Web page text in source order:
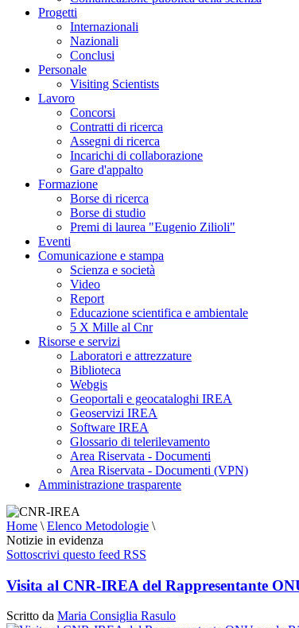
Progetti
Internazionali
Nazionali
Conclusi
Personale
Visiting Scientists
Lavoro
Concorsi
Contratti di ricerca
Assegni di ricerca
Incarichi di collaborazione
Gare d'appalto
Formazione
Borse di ricerca
Borse di studio
Premi di laurea "Eugenio Zilioli"
Eventi
Comunicazione e stampa
Scienza e società
Video
Report
Educazione scientifica e ambientale
5 X Mille al Cnr
Risorse e servizi
Laboratori e attrezzature
Biblioteca
Webgis
Geoportali e geocataloghi IREA
Geoservizi IREA
Software IREA
Glossario di telerilevamento
Area Riservata - Documenti
Area Riservata - Documenti (VPN)
Amministrazione trasparente
Home \ Elenco Metodologie \
Notizie in evidenza
Sottoscrivi questo feed RSS
Visita al CNR-IREA del Rappresentante
Scritto da Maria Consiglia Rasulo